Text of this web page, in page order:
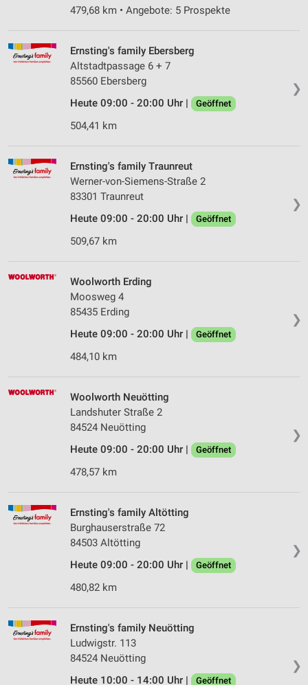
479,68 km • Angebote: 5 Prospekte
❯
Ernsting's family Ebersberg
Altstadtpassage 6 + 7
85560 Ebersberg
Heute 09:00 - 20:00 Uhr |
Geöffnet
504,41 km
❯
Ernsting's family Traunreut
Werner-von-Siemens-Straße 2
83301 Traunreut
Heute 09:00 - 20:00 Uhr |
Geöffnet
509,67 km
❯
Woolworth Erding
Moosweg 4
85435 Erding
Heute 09:00 - 20:00 Uhr |
Geöffnet
484,10 km
❯
Woolworth Neuötting
Landshuter Straße 2
84524 Neuötting
Heute 09:00 - 20:00 Uhr |
Geöffnet
478,57 km
❯
Ernsting's family Altötting
Burghauserstraße 72
84503 Altötting
Heute 09:00 - 20:00 Uhr |
Geöffnet
480,82 km
❯
Ernsting's family Neuötting
Ludwigstr. 113
84524 Neuötting
Heute 10:00 - 14:00 Uhr |
Geöffnet